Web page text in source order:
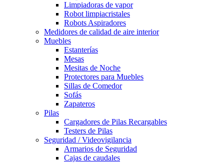
Limpiadoras de vapor
Robot limpiacristales
Robots Aspiradores
Medidores de calidad de aire interior
Muebles
Estanterías
Mesas
Mesitas de Noche
Protectores para Muebles
Sillas de Comedor
Sofás
Zapateros
Pilas
Cargadores de Pilas Recargables
Testers de Pilas
Seguridad / Videovigilancia
Armarios de Seguridad
Cajas de caudales